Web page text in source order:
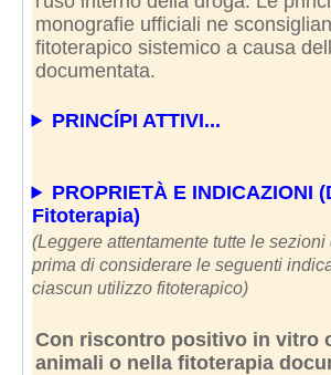
monografie ufficiali ne
fitoterapico sistemico a causa
documentata.
PRINCÍPI ATTIVI...
PROPRIETÀ E INDICAZIONI
Fitoterapia)
(Leggere attentamente tutte le
prima di considerare le seguenti
ciascun utilizzo fitoterapico)
Con riscontro positivo in vitro
animali o nella fitoterapia